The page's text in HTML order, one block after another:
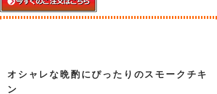
オシャレな晩酌にぴったりのスモークチキ
ン